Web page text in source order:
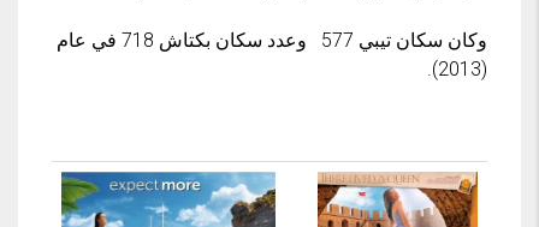
وكان سكان تيبي 577 وعدد سكان بكتاش 718 في عام
(2013).